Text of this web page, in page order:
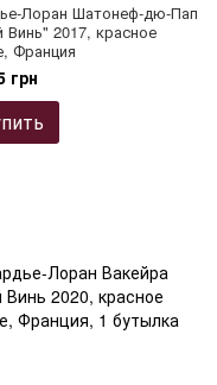
Лоран Шатонеф-дю-Пап
Винь" 2017, красное
Франция
грн